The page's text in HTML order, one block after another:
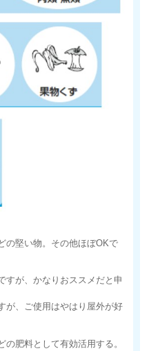
の堅い物。その他ほぼOKで
すが、かなりおススメだと申
が、ご使用はやはり屋外が好
肥料として有効活用する。